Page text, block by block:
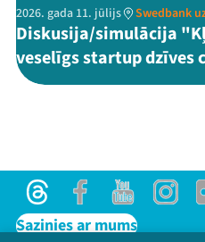
2026. gada 11. jūlijs Swedbank
Diskusija/simulācija
veselīgs startup dzīves
ThreadsFacebookYoutube
Sazinies ar mums